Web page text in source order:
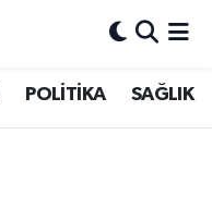
POLİTİKA SAĞLIK